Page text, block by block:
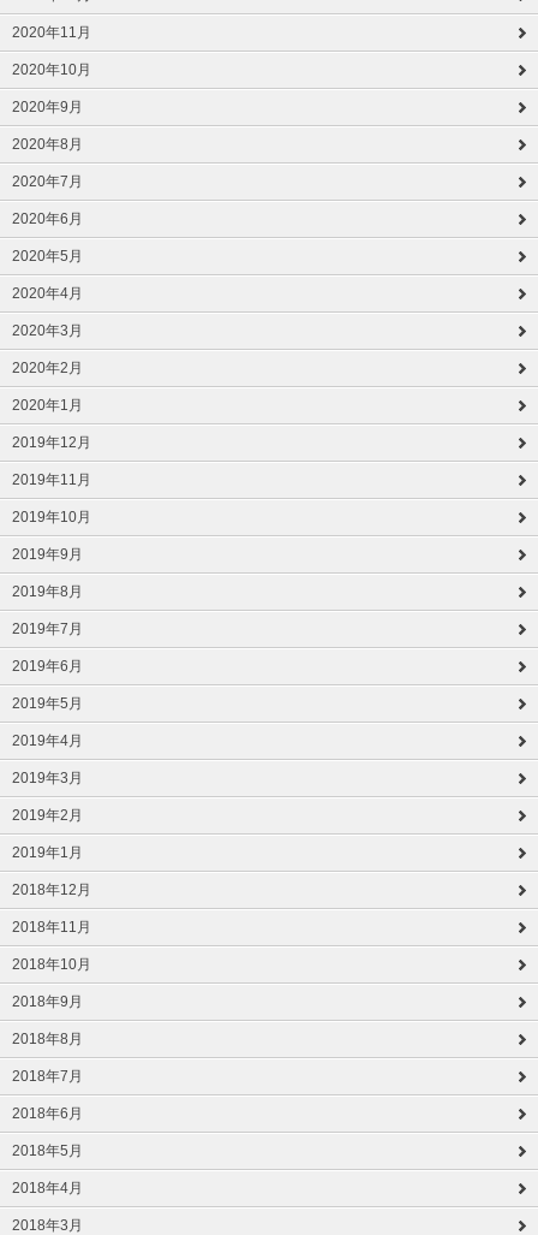
2020年11月
2020年10月
2020年9月
2020年8月
2020年7月
2020年6月
2020年5月
2020年4月
2020年3月
2020年2月
2020年1月
2019年12月
2019年11月
2019年10月
2019年9月
2019年8月
2019年7月
2019年6月
2019年5月
2019年4月
2019年3月
2019年2月
2019年1月
2018年12月
2018年11月
2018年10月
2018年9月
2018年8月
2018年7月
2018年6月
2018年5月
2018年4月
2018年3月